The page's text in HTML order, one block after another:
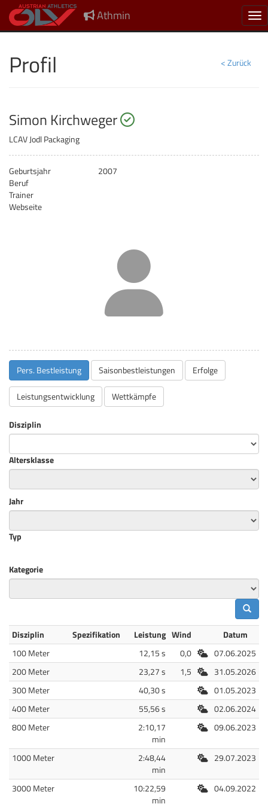
Athmin
< Zurück
Profil
Simon Kirchweger startberechtigt
LCAV Jodl Packaging
Geburtsjahr
2007
Beruf
Trainer
Webseite
Pers. Bestleistung Saisonbestleistungen Erfolge
Leistungsentwicklung Wettkämpfe
Disziplin
Altersklasse
Jahr
Typ
Kategorie
Disziplin Spezifikation Leistung Wind
Datum
100 Meter
12,15 s 0,0 Freiluft
07.06.2025
200 Meter
23,27 s 1,5 Freiluft
31.05.2026
300 Meter
40,30 s Freiluft
01.05.2023
400 Meter
55,56 s Freiluft
02.06.2024
800 Meter
2:10,17
min
Freiluft
09.06.2023
1000 Meter
2:48,44
min
Freiluft
29.07.2023
3000 Meter
10:22,59
min
Freiluft
04.09.2022